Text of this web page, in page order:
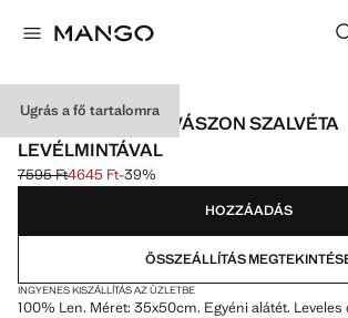
Ugrás a fő tartalomra
GYANTÁZOTT LENVÁSZON SZALVÉTA
LEVÉLMINTÁVAL
Kezdeti ár áthúzva [7595 Ft ]
7595 Ft
Jelenlegi ár [4645 Ft ]
4645 Ft-39%
Válassz egy színt
HOZZÁADÁS
ÖSSZEÁLLÍTÁS
INGYENES KISZÁLLÍTÁS AZ ÜZLETBE
100% Len. Méret: 35x50cm. Egyéni alátét.